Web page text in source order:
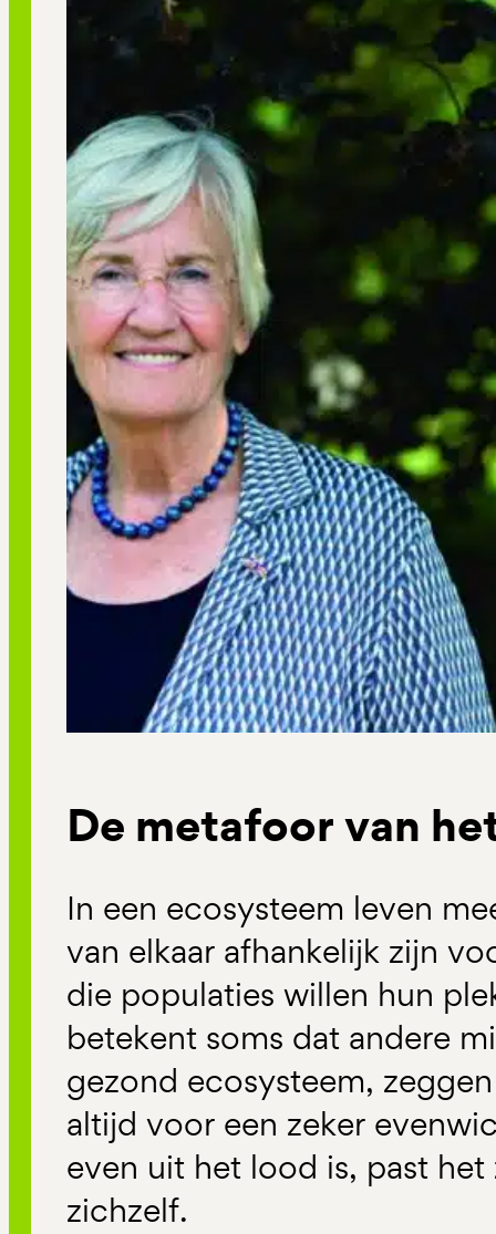
De metafoor van
In een ecosysteem leven
van elkaar afhankelijk zijn
die populaties willen hun
betekent soms dat andere
gezond ecosysteem,
altijd voor een zeker
even uit het lood is, past
zichzelf.